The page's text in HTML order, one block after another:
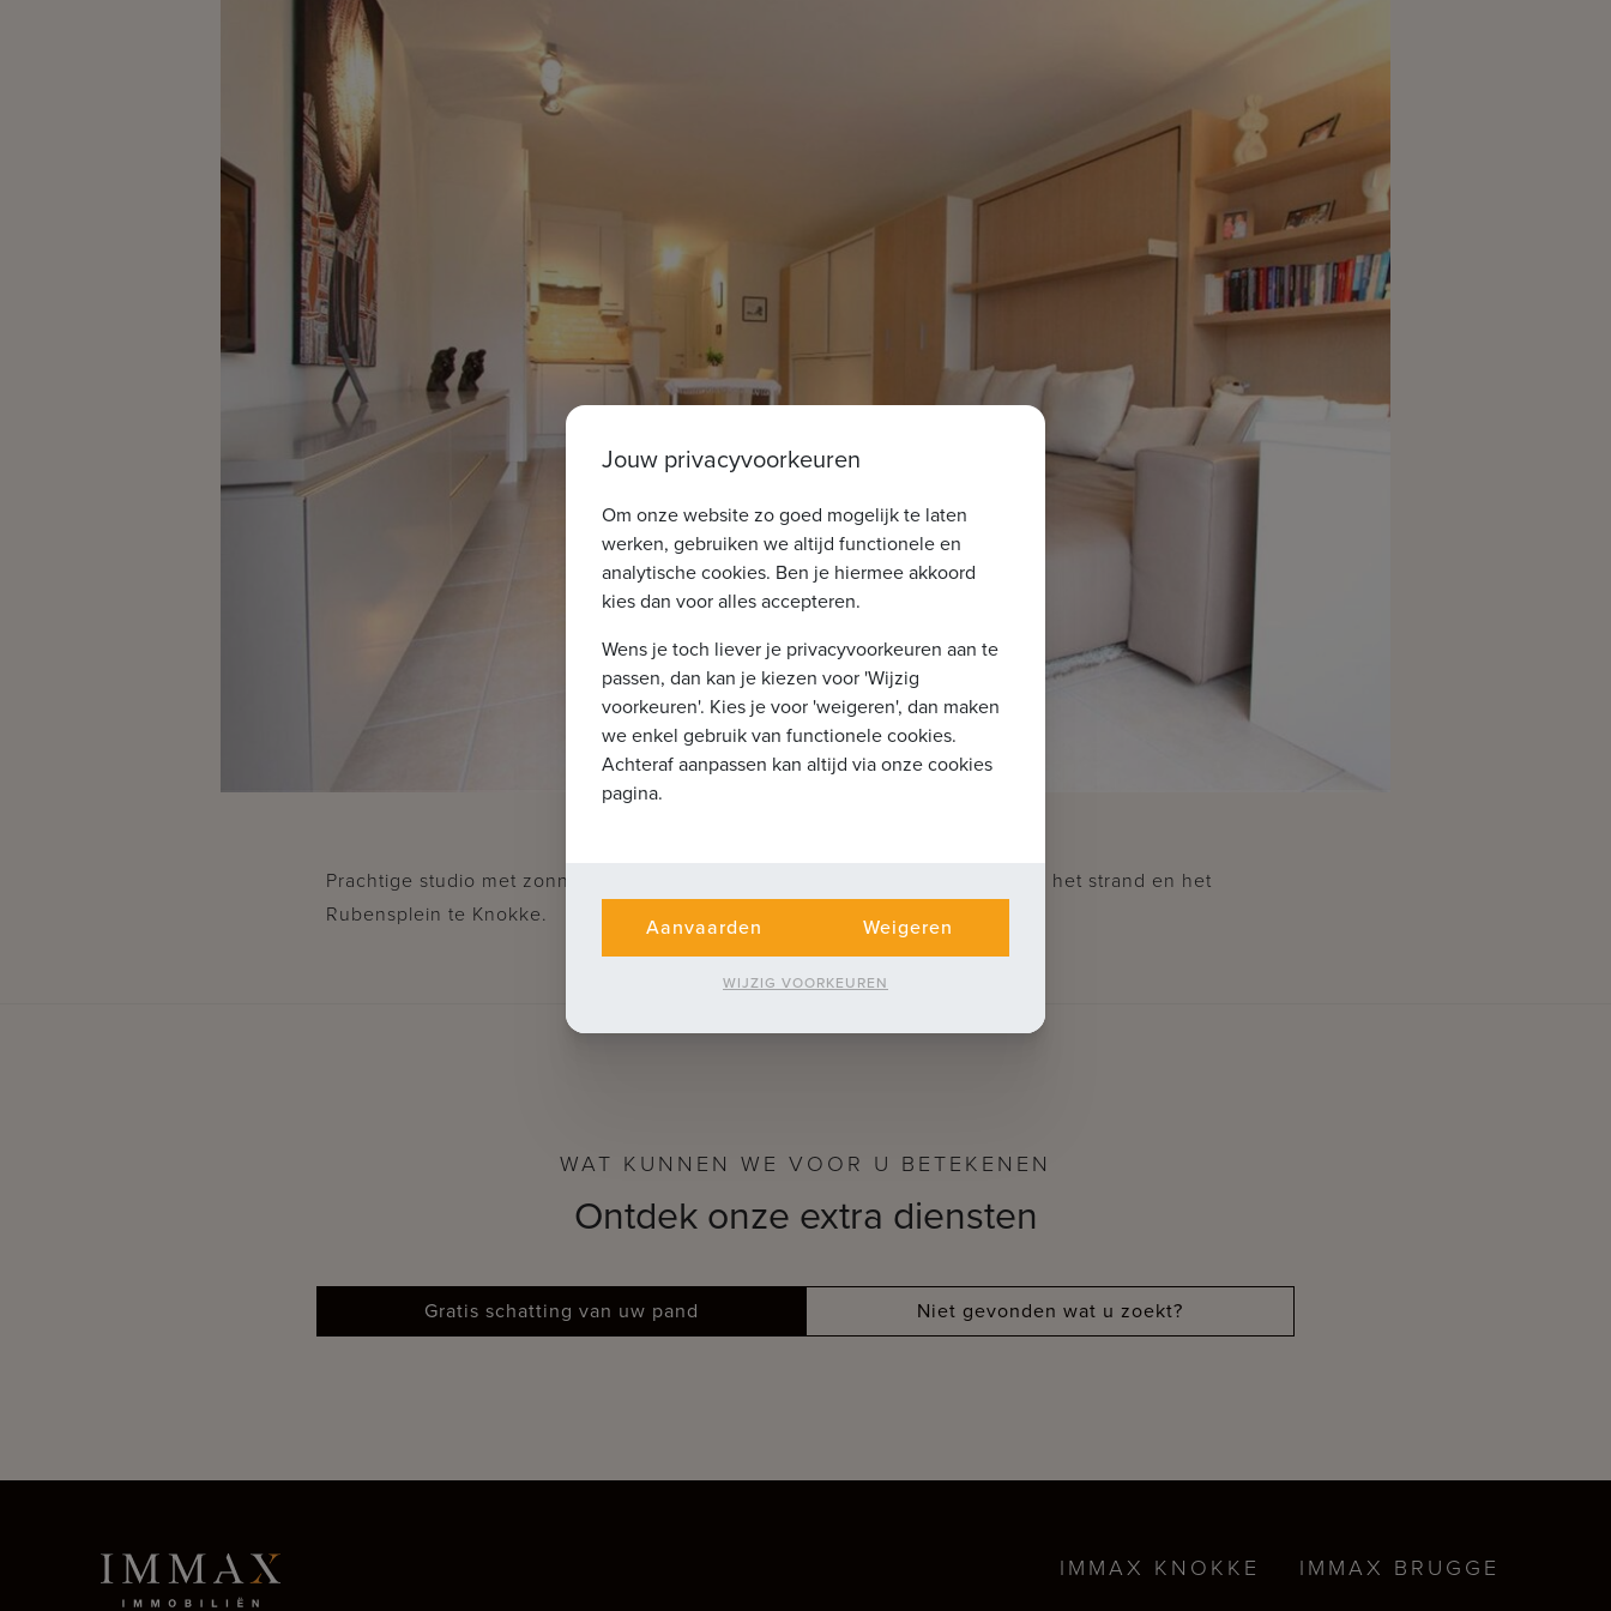
Prachtige studio met zonnig terras, zeer goed gelegen op enkele passen van het strand en het
Rubensplein te Knokke.
WAT KUNNEN WE VOOR U BETEKENEN
Ontdek onze extra diensten
Gratis schatting van uw pand Niet gevonden wat u zoekt?
IMMAX KNOKKE IMMAX BRUGGE
Jouw privacyvoorkeuren
Om onze website zo goed mogelijk te laten
werken, gebruiken we altijd functionele en
analytische cookies. Ben je hiermee akkoord
kies dan voor alles accepteren.
Wens je toch liever je privacyvoorkeuren aan te
passen, dan kan je kiezen voor 'Wijzig
voorkeuren'. Kies je voor 'weigeren', dan maken
we enkel gebruik van functionele cookies.
Achteraf aanpassen kan altijd via onze cookies
pagina.
Aanvaarden Weigeren
WIJZIG VOORKEUREN